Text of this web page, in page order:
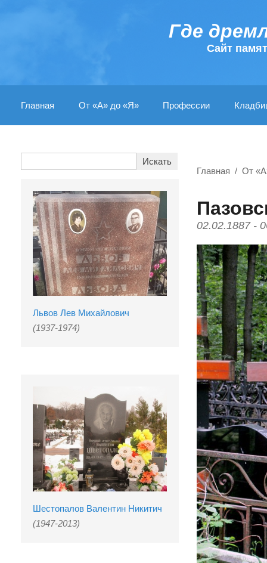
Где
Cайт
Главная От «А» до «Я» Профессии
Львов Лев Михайлович
(1937-1974)
Шестопалов Валентин Никитич
(1947-2013)
Главная От
02.02.1887 -